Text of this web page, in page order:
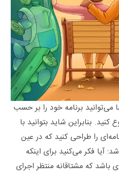
برنامه خود را بر حسب
بنابراین شاید بتوانید با
را طراحی کنید که در عین
آیا فکر می‌کنید برای اینکه
باشد که مشتاقانه منتظر اجرای